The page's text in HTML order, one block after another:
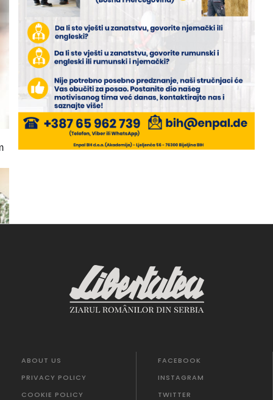
ABOUT US
PRIVACY POLICY
COOKIE POLICY
FACEBOOK
INSTAGRAM
TWITTER